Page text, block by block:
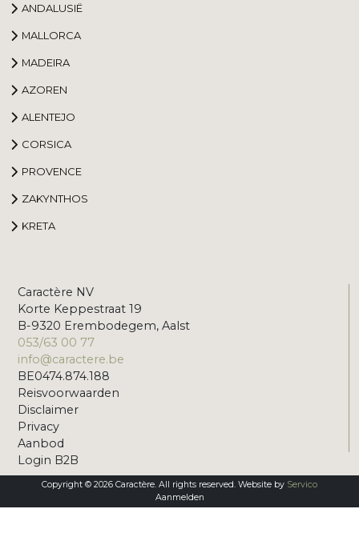
ANDALUSIË
MALLORCA
MADEIRA
AZOREN
ALENTEJO
CORSICA
PROVENCE
ZAKYNTHOS
KRETA
Caractère NV
Korte Keppestraat 19
B-9320 Erembodegem, Aalst
053/63 00 77
info@caractere.be
BE0474.874.188
Reisvoorwaarden
Disclaimer
Privacy
Aanbod
Login B2B
Copyright © 2026 Caractère. All rights reserved. Website by Servico
Aanmelden